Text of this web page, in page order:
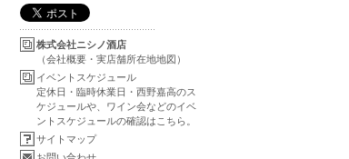
株式会社ニシノ酒店
（会社概要・実店舗所在地地図）
イベントスケジュール
定休日・臨時休業日・西野嘉高のス
ケジュールや、ワイン会などのイベ
ントスケジュールの確認はこちら。
サイトマップ